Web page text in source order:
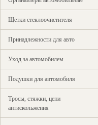
Щетки стеклоочистителя
Принадлежности для авто
Уход за автомобилем
Подушки для автомобиля
Тросы, стяжки, цепи
антискольжения